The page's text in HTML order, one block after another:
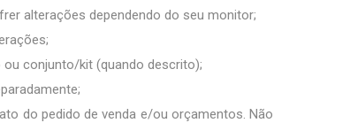
alterações dependendo do seu monitor;
conjunto/kit (quando descrito);
do pedido de venda e/ou orçamentos. Não